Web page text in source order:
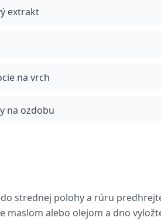
extrakt
na vrch
na ozdobu
strednej polohy a rúru
maslom alebo olejom a dno